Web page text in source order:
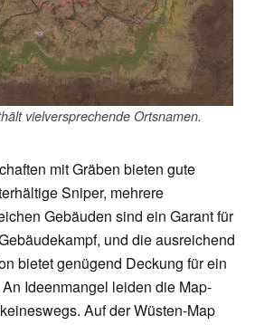
vielversprechende Ortsnamen.
mit Gräben bieten gute
Sniper, mehrere
Gebäuden sind ein Garant für
und die ausreichend
bietet genügend Deckung für ein
Ideenmangel leiden die Map-
Auf der Wüsten-Map